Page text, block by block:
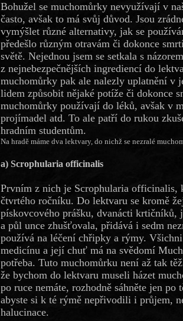
Bohužel se muchomůrky nevyužívají v
často, avšak to má svůj důvod. Jsou
vymýšlet různé alternativy, jak se
předešlo různým otravám či dokonce
světě. Nejednou jsem se setkala s
z nejnebezpečnějších ingrediencí do
muchomůrky pak ale nalezly uplatnění v
lidem způsobit nějaké potíže či dokonce
muchomůrky používají do léků, avšak v
projímadel atd. To ale patří do rukou
hradním studentům.
Na hradě máme dva lektvary, do nichž se nezralé
a) Scrophularia officinalis
Prvním z nich je Scrophularia officinalis,
čtvrtého ročníku. Do lektvaru se kromě
pískovcového prášku, dvanácti krtičníků,
a půl unce zhušťovala, přidává i sedm
používá na léčení chřipky a rýmy.
medicínu a její chuť má na svědomí
potřeba. Tuto muchomůrku není až tak
že bychom do lektvaru museli házet
po ruce nemáte, rozhodně sáhněte jen
abyste si k té rýmě nepřivodili i průjem,
halucinace.